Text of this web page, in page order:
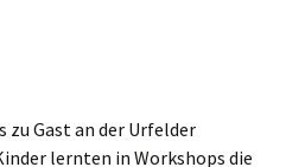
zu Gast an der Urfelder
lernten in Workshops die